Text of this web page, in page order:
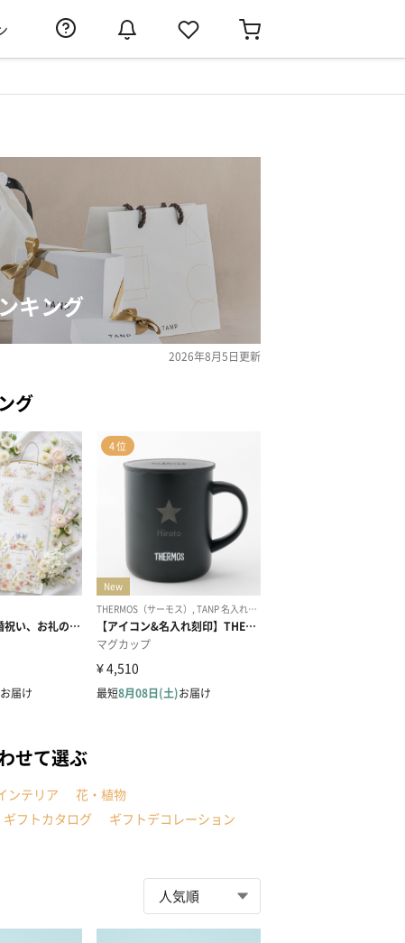
キング
2026年8月5日更新
グ
せて選ぶ
ンテリア
花・植物
ギフトカタログ ギフトデコレーション